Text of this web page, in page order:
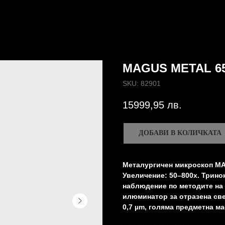
MAGUS METAL
SKU: 82901
15999,95 лв.
ДОБАВИ В КОЛИЧКАТА
Металургичен микроскоп
Увеличение: 50–800х.
наблюдение по методите
илюминатор за отразена
0,7 µm, голяма предметна